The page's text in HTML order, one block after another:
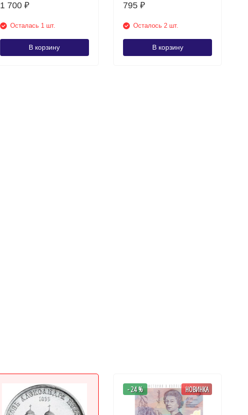
1 700 ₽
Осталась 1 шт.
В корзину
795₽
Осталось 2 шт.
В корзину
- 24 % НОВИНКА